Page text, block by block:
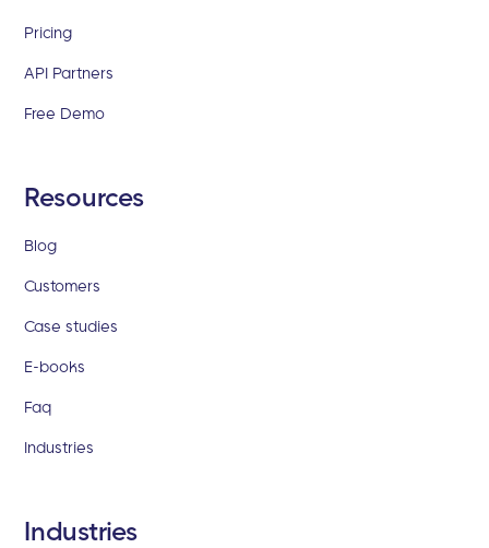
Pricing
API Partners
Free Demo
Resources
Blog
Customers
Case studies
E-books
Faq
Industries
Industries